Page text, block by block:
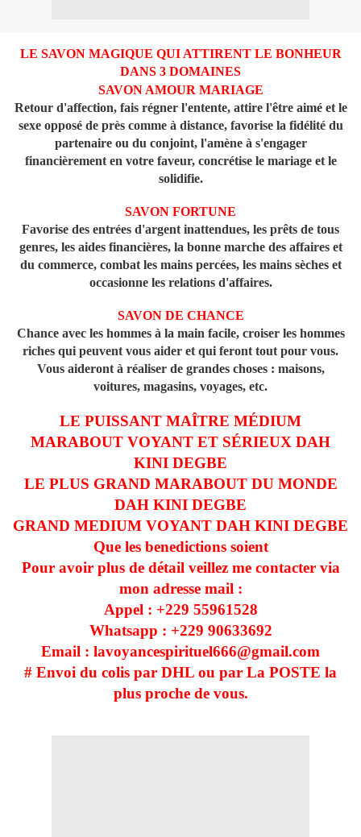
LE SAVON MAGIQUE QUI ATTIRENT LE BONHEUR
DANS 3 DOMAINES
SAVON AMOUR MARIAGE
Retour d'affection, fais régner l'entente, attire l'être aimé et le
sexe opposé de près comme à distance, favorise la fidélité du
partenaire ou du conjoint, l'amène à s'engager
financièrement en votre faveur, concrétise le mariage et le
solidifie.
SAVON FORTUNE
Favorise des entrées d'argent inattendues, les prêts de tous
genres, les aides financières, la bonne marche des affaires et
du commerce, combat les mains percées, les mains sèches et
occasionne les relations d'affaires.
SAVON DE CHANCE
Chance avec les hommes à la main facile, croiser les hommes
riches qui peuvent vous aider et qui feront tout pour vous.
Vous aideront à réaliser de grandes choses : maisons,
voitures, magasins, voyages, etc.
LE PUISSANT MAÎTRE MÉDIUM
MARABOUT VOYANT ET SÉRIEUX DAH
KINI DEGBE
LE PLUS GRAND MARABOUT DU MONDE
DAH KINI DEGBE
GRAND MEDIUM VOYANT DAH KINI DEGBE
Que les benedictions soient
Pour avoir plus de détail veillez me contacter via
mon adresse mail :
Appel : +229 55961528
Whatsapp : +229 90633692
Email : lavoyancespirituel666@gmail.com
# Envoi du colis par DHL ou par La POSTE la
plus proche de vous.